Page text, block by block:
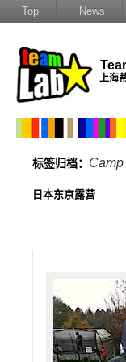
Top News
上海
标签归档：
日本东京露营